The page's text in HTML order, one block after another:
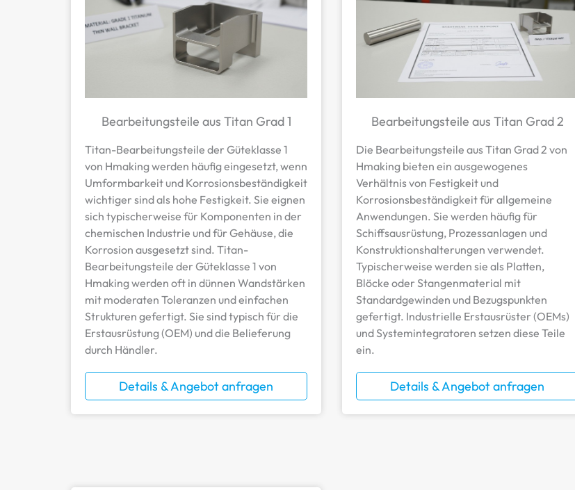
Bearbeitungsteile aus Titan Grad 1
Titan-Bearbeitungsteile der Güteklasse 1
von Hmaking werden häufig eingesetzt, wenn
Umformbarkeit und Korrosionsbeständigkeit
wichtiger sind als hohe Festigkeit. Sie eignen
sich typischerweise für Komponenten in der
chemischen Industrie und für Gehäuse, die
Korrosion ausgesetzt sind. Titan-
Bearbeitungsteile der Güteklasse 1 von
Hmaking werden oft in dünnen Wandstärken
mit moderaten Toleranzen und einfachen
Strukturen gefertigt. Sie sind typisch für die
Erstausrüstung (OEM) und die Belieferung
durch Händler.
Details & Angebot anfragen
Bearbeitungsteile aus Titan Grad 2
Die Bearbeitungsteile aus Titan Grad 2 von
Hmaking bieten ein ausgewogenes
Verhältnis von Festigkeit und
Korrosionsbeständigkeit für allgemeine
Anwendungen. Sie werden häufig für
Schiffsausrüstung, Prozessanlagen und
Konstruktionshalterungen verwendet.
Typischerweise werden sie als Platten,
Blöcke oder Stangenmaterial mit
Standardgewinden und Bezugspunkten
gefertigt. Industrielle Erstausrüster (OEMs)
und Systemintegratoren setzen diese Teile
ein.
Details & Angebot anfragen